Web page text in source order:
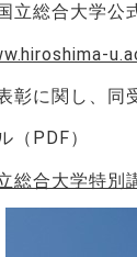
立総合大学公
彰に関し、同
（PDF）
総合大学特別